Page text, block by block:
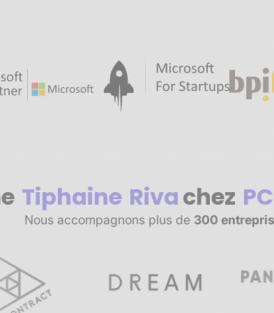
Tiphaine Rivachez
Nous accompagnons plus de 300